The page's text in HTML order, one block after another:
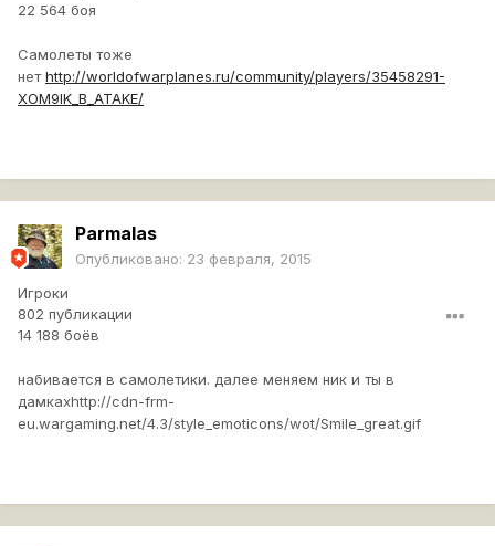
22 564 боя
Самолеты тоже
нетhttp://worldofwarplanes.ru/community/players/35458291-
XOM9lK_B_ATAKE/
Parmalas
Опубликовано: 23 февраля, 2015
Игроки
802 публикации
14 188 боёв
набивается в самолетики. далее меняем ник и ты в
дамкахhttp://cdn-frm-
eu.wargaming.net/4.3/style_emoticons/wot/Smile_great.gif